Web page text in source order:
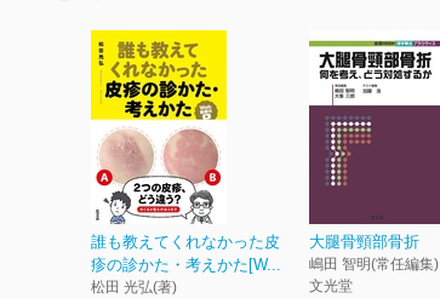
誰も教えてくれなかった皮
疹の診かた・考えかた[W...
松田 光弘(著)
大腿骨頸部骨折
嶋田 智明(常任編集)
文光堂